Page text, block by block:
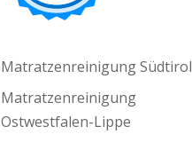
Matratzenreinigung Südtirol
Matratzenreinigung
Ostwestfalen-Lippe